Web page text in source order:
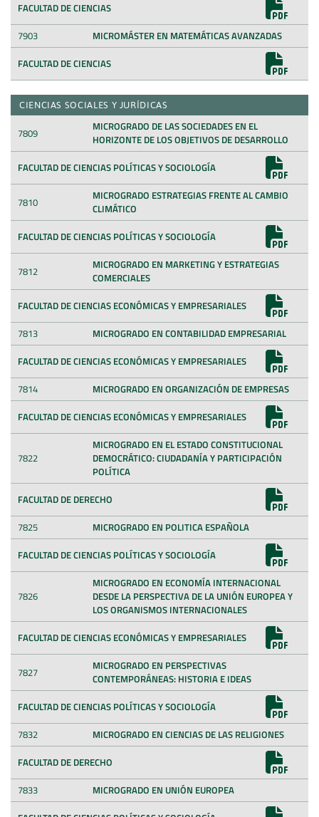
FACULTAD DE CIENCIAS
7903
MICROMÁSTER EN MATEMÁTICAS AVANZADAS
FACULTAD DE CIENCIAS
CIENCIAS SOCIALES Y JURÍDICAS
7809
MICROGRADO DE LAS SOCIEDADES EN EL
HORIZONTE DE LOS OBJETIVOS DE DESARROLLO
FACULTAD DE CIENCIAS POLÍTICAS Y SOCIOLOGÍA
7810
MICROGRADO ESTRATEGIAS FRENTE AL CAMBIO
CLIMÁTICO
FACULTAD DE CIENCIAS POLÍTICAS Y SOCIOLOGÍA
7812
MICROGRADO EN MARKETING Y ESTRATEGIAS
COMERCIALES
FACULTAD DE CIENCIAS ECONÓMICAS Y EMPRESARIALES
7813
MICROGRADO EN CONTABILIDAD EMPRESARIAL
FACULTAD DE CIENCIAS ECONÓMICAS Y EMPRESARIALES
7814
MICROGRADO EN ORGANIZACIÓN DE EMPRESAS
FACULTAD DE CIENCIAS ECONÓMICAS Y EMPRESARIALES
7822
MICROGRADO EN EL ESTADO CONSTITUCIONAL
DEMOCRÁTICO: CIUDADANÍA Y PARTICIPACIÓN
POLÍTICA
FACULTAD DE DERECHO
7825
MICROGRADO EN POLITICA ESPAÑOLA
FACULTAD DE CIENCIAS POLÍTICAS Y SOCIOLOGÍA
7826
MICROGRADO EN ECONOMÍA INTERNACIONAL
DESDE LA PERSPECTIVA DE LA UNIÓN EUROPEA Y
LOS ORGANISMOS INTERNACIONALES
FACULTAD DE CIENCIAS ECONÓMICAS Y EMPRESARIALES
7827
MICROGRADO EN PERSPECTIVAS
CONTEMPORÁNEAS: HISTORIA E IDEAS
FACULTAD DE CIENCIAS POLÍTICAS Y SOCIOLOGÍA
7832
MICROGRADO EN CIENCIAS DE LAS RELIGIONES
FACULTAD DE DERECHO
7833
MICROGRADO EN UNIÓN EUROPEA